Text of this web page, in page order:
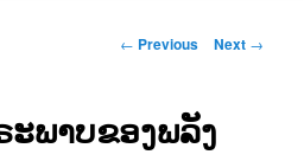
Post
← Previous Next →
ະພາບຂອງພລັງ